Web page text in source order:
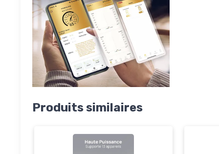
Produits similaires